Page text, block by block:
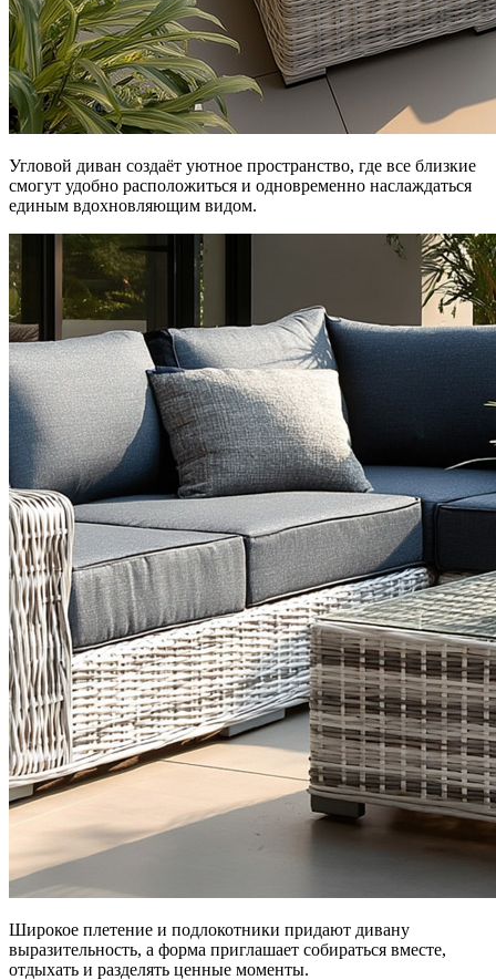
Угловой диван создаёт уютное пространство, где все близкие
смогут удобно расположиться и одновременно наслаждаться
единым вдохновляющим видом.
Широкое плетение и подлокотники придают дивану
выразительность, а форма приглашает собираться вместе,
отдыхать и разделять ценные моменты.